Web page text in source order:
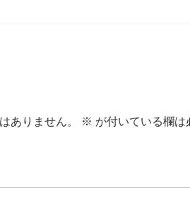
ありません。 ※ が付いている欄は